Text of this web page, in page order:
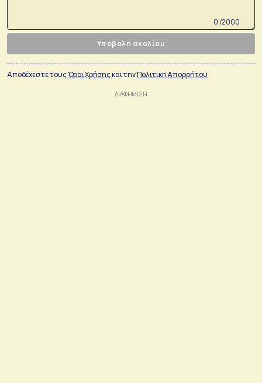
0 /2000
Υποβολή σχολίου
Αποδέχεστε τουςΌροι Χρήσηςκαι τηνΠολιτικη Απορρήτου